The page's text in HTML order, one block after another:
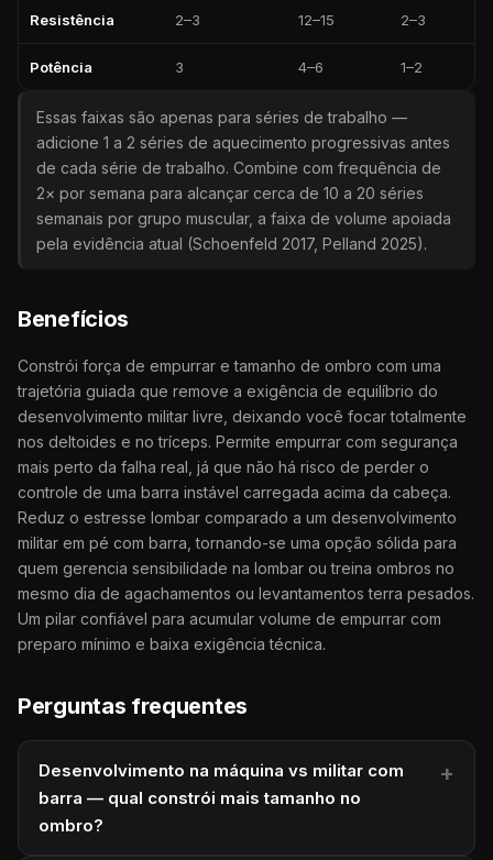
Resistência 2–3 12–15 2–3
Potência 3 4–6 1–2
Essas faixas são apenas para séries de trabalho —
adicione 1 a 2 séries de aquecimento progressivas antes
de cada série de trabalho. Combine com frequência de
2× por semana para alcançar cerca de 10 a 20 séries
semanais por grupo muscular, a faixa de volume apoiada
pela evidência atual (Schoenfeld 2017, Pelland 2025).
Benefícios
Constrói força de empurrar e tamanho de ombro com uma
trajetória guiada que remove a exigência de equilíbrio do
desenvolvimento militar livre, deixando você focar totalmente
nos deltoides e no tríceps. Permite empurrar com segurança
mais perto da falha real, já que não há risco de perder o
controle de uma barra instável carregada acima da cabeça.
Reduz o estresse lombar comparado a um desenvolvimento
militar em pé com barra, tornando-se uma opção sólida para
quem gerencia sensibilidade na lombar ou treina ombros no
mesmo dia de agachamentos ou levantamentos terra pesados.
Um pilar confiável para acumular volume de empurrar com
preparo mínimo e baixa exigência técnica.
Perguntas frequentes
Desenvolvimento na máquina vs militar com
barra — qual constrói mais tamanho no
ombro?